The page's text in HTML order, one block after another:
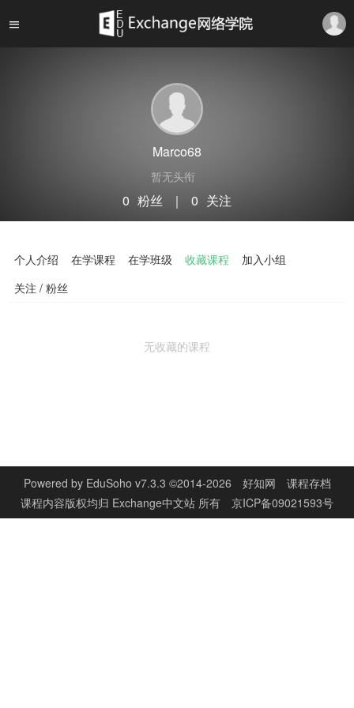
Marco68
暂无头衔
0 粉丝 ｜ 0 关注
个人介绍
在学课程 在学班级 收藏课程
加入小组
关注 / 粉丝
无收藏的课程
Powered by EduSoho v7.3.3 ©2014-2026 好知网
课程存档
课程内容版权均归 Exchange中文站 所有 京ICP备09021593号